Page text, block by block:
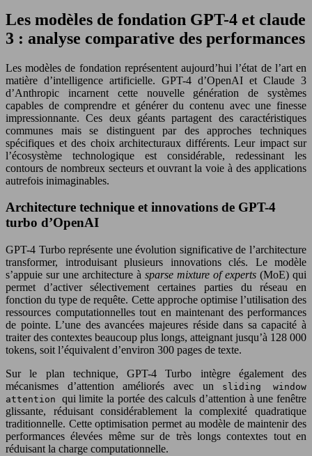
Les modèles de fondation GPT-4 et claude
3 : analyse comparative des performances
Les modèles de fondation représentent aujourd’hui l’état de l’art en
matière d’intelligence artificielle. GPT-4 d’OpenAI et Claude 3
d’Anthropic incarnent cette nouvelle génération de systèmes
capables de comprendre et générer du contenu avec une finesse
impressionnante. Ces deux géants partagent des caractéristiques
communes mais se distinguent par des approches techniques
spécifiques et des choix architecturaux différents. Leur impact sur
l’écosystème technologique est considérable, redessinant les
contours de nombreux secteurs et ouvrant la voie à des applications
autrefois inimaginables.
Architecture technique et innovations de GPT-4
turbo d’OpenAI
GPT-4 Turbo représente une évolution significative de l’architecture
transformer, introduisant plusieurs innovations clés. Le modèle
s’appuie sur une architecture à sparse mixture of experts (MoE) qui
permet d’activer sélectivement certaines parties du réseau en
fonction du type de requête. Cette approche optimise l’utilisation des
ressources computationnelles tout en maintenant des performances
de pointe. L’une des avancées majeures réside dans sa capacité à
traiter des contextes beaucoup plus longs, atteignant jusqu’à 128 000
tokens, soit l’équivalent d’environ 300 pages de texte.
Sur le plan technique, GPT-4 Turbo intègre également des
mécanismes d’attention améliorés avec un
sliding window
attention qui limite la portée des calculs d’attention à une fenêtre
glissante, réduisant considérablement la complexité quadratique
traditionnelle. Cette optimisation permet au modèle de maintenir des
performances élevées même sur de très longs contextes tout en
réduisant la charge computationnelle.